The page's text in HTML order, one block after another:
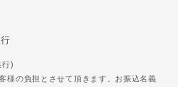
行)
様の負担とさせて頂きます。お振込名義